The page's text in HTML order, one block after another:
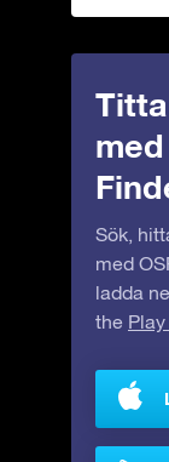
Sök,
med
ladda
the